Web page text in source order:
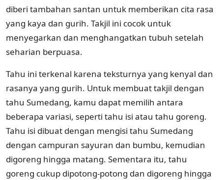
diberi tambahan santan untuk memberikan cita rasa
yang kaya dan gurih. Takjil ini cocok untuk
menyegarkan dan menghangatkan tubuh setelah
seharian berpuasa.
Tahu ini terkenal karena teksturnya yang kenyal dan
rasanya yang gurih. Untuk membuat takjil dengan
tahu Sumedang, kamu dapat memilih antara
beberapa variasi, seperti tahu isi atau tahu goreng.
Tahu isi dibuat dengan mengisi tahu Sumedang
dengan campuran sayuran dan bumbu, kemudian
digoreng hingga matang. Sementara itu, tahu
goreng cukup dipotong-potong dan digoreng hingga